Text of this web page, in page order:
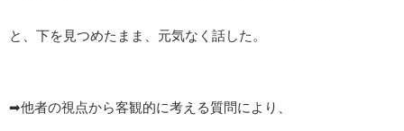
と、下を見つめたまま、元気なく話した。
➡他者の視点から客観的に考える質問により、